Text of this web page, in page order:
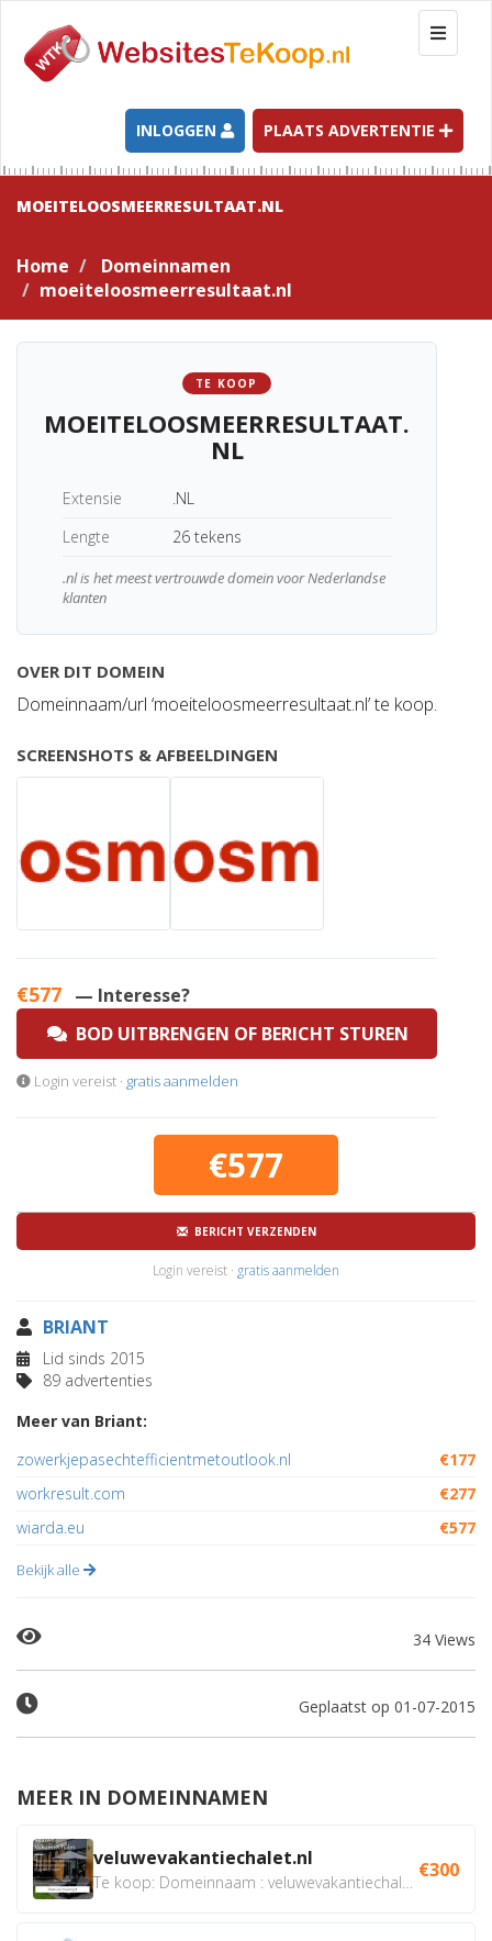
T
o
g
l
e
n
t
i
INLOGGEN PLAATS ADVERTENTIE
MOEITELOOSMEERRESULTAAT.NL
Home
Domeinnamen
moeiteloosmeerresultaat.nl
TE KOOP
MOEITELOOSMEERRESULTAAT.
NL
Extensie
.NL
Lengte
26 tekens
.nl is het meest vertrouwde domein voor Nederlandse
klanten
OVER DIT DOMEIN
Domeinnaam/url ‘moeiteloosmeerresultaat.nl’ te koop.
SCREENSHOTS & AFBEELDINGEN
€577 — Interesse?
BOD UITBRENGEN OF BERICHT STUREN
Login vereist · gratis aanmelden
€577
BERICHT VERZENDEN
Login vereist · gratis aanmelden
BRIANT
Lid sinds 2015
89 advertenties
Meer van Briant:
zowerkjepasechtefficientmetoutlook.nl
€177
workresult.com
€277
wiarda.eu
€577
Bekijk alle
34 Views
Geplaatst op 01-07-2015
MEER IN DOMEINNAMEN
veluwevakantiechalet.nl €300